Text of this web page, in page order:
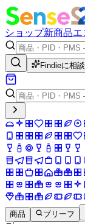
ショップ新商品エ
Findieに相談
商品 ブリーフ